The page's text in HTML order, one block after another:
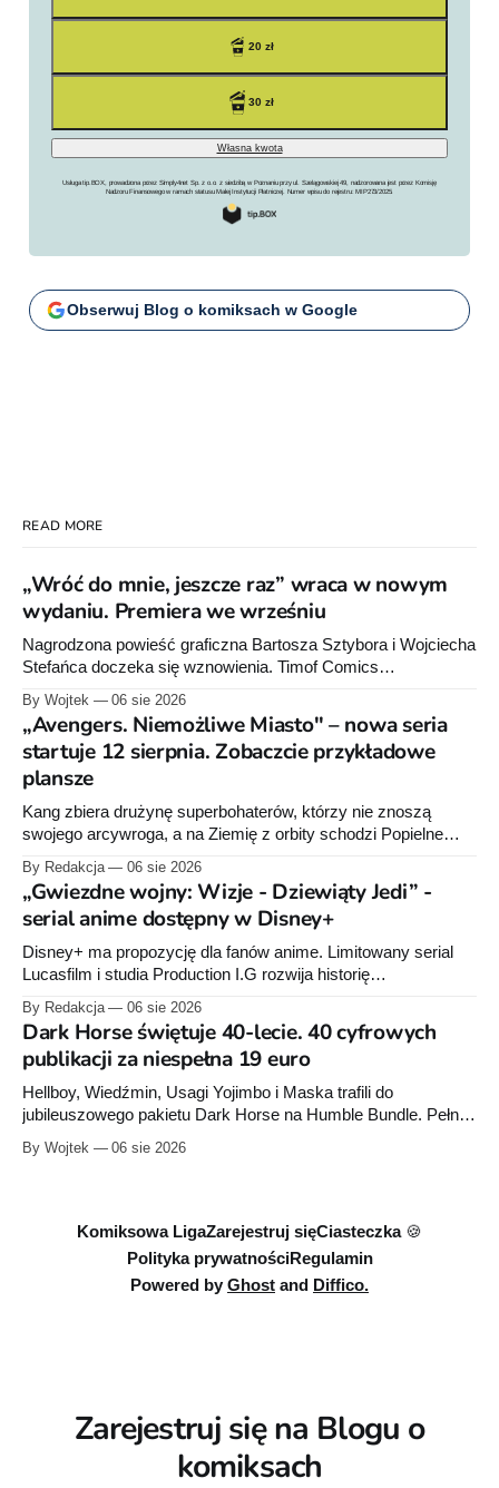
Obserwuj Blog o komiksach w Google
READ MORE
„Wróć do mnie, jeszcze raz” wraca w nowym
wydaniu. Premiera we wrześniu
Nagrodzona powieść graficzna Bartosza Sztybora i Wojciecha
Stefańca doczeka się wznowienia. Timof Comics
raz”, którego pierwsze wydanie ukazało się w 2015 roku.
By Wojtek 06 sie 2026
„Avengers. Niemożliwe Miasto" – nowa seria
startuje 12 sierpnia. Zobaczcie przykładowe
plansze
Kang zbiera drużynę superbohaterów, którzy nie znoszą
swojego arcywroga, a na Ziemię z orbity schodzi Popielne
serii Avengers autorstwa Jeda MacKaya trafia do sklepów 12
sierpnia. Rzućcie okiem na przykładowe plansze.
By Redakcja 06 sie 2026
„Gwiezdne wojny: Wizje - Dziewiąty Jedi” -
serial anime dostępny w Disney+
Disney+ ma propozycję dla fanów anime. Limitowany serial
Lucasfilm i studia Production I.G rozwija historię
oraz „Dziewiąty Jedi: Dziecko nadziei" z serii „Gwiezdne
wojny: Wizje”. Wszystkie osiem odcinków jest już dostępnych
w Disney+.
By Redakcja 06 sie 2026
Dark Horse świętuje 40-lecie. 40 cyfrowych
publikacji za niespełna 19 euro
Hellboy, Wiedźmin, Usagi Yojimbo i Maska trafili do
jubileuszowego pakietu Dark Horse na Humble Bundle. Pełny
euro. Oferta kończy się 13 sierpnia.
By Wojtek 06 sie 2026
Komiksowa LigaZarejestruj sięCiasteczka 🍪
Polityka prywatnościRegulamin
Powered by Ghost and Diffico.
Zarejestruj się na Blogu o
komiksach